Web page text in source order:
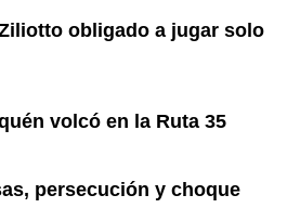
obligado a jugar solo
volcó en la Ruta 35
persecución y choque